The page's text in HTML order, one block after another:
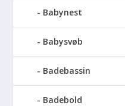
Babynest
Babysvøb
Badebassin
Badebold